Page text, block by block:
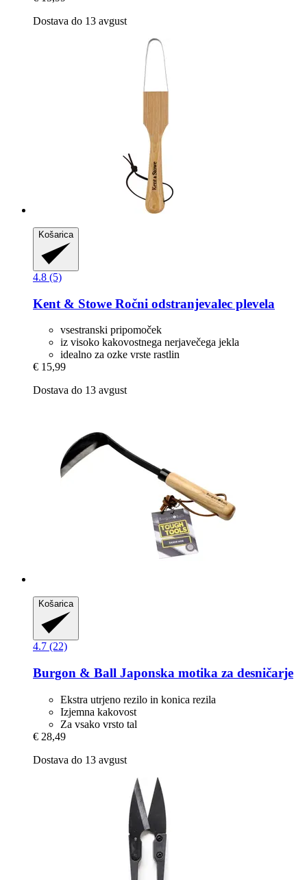
Dostava do 13 avgust
Košarica
4.8 (5)
Kent & Stowe Ročni odstranjevalec plevela
vsestranski pripomoček
iz visoko kakovostnega nerjavečega jekla
idealno za ozke vrste rastlin
€ 15,99
Dostava do 13 avgust
Košarica
4.7 (22)
Burgon & Ball Japonska motika za desničarje
Ekstra utrjeno rezilo in konica rezila
Izjemna kakovost
Za vsako vrsto tal
€ 28,49
Dostava do 13 avgust